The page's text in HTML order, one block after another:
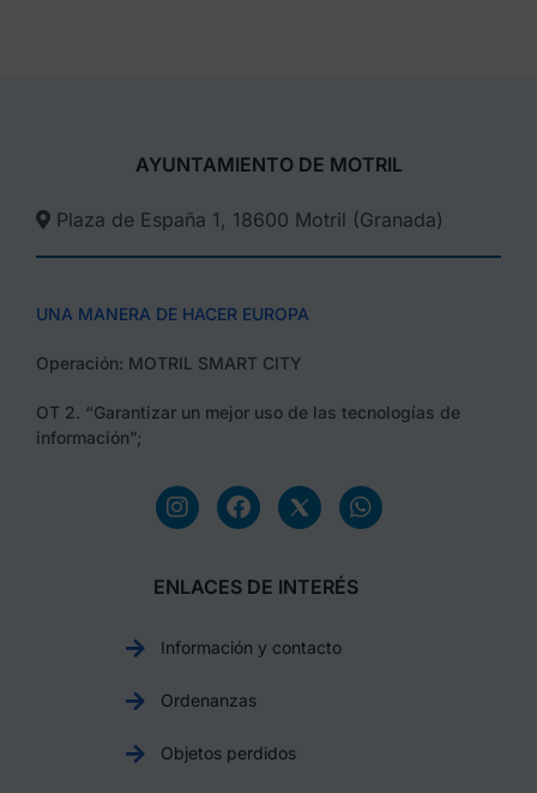
AYUNTAMIENTO DE MOTRIL
Plaza de España 1, 18600 Motril (Granada)​
UNA MANERA DE HACER EUROPA
Operación: MOTRIL SMART CITY
OT 2. “Garantizar un mejor uso de las tecnologías de
información”;
ENLACES DE INTERÉS
Información y contacto
Ordenanzas
Objetos perdidos